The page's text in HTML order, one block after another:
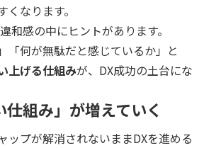
なります。
和感の中にヒントがあります。
「何が無駄だと感じているか」と
上げる仕組みが、DX成功の土台にな
組み」が増えていく
ップが解消されないままDXを進める